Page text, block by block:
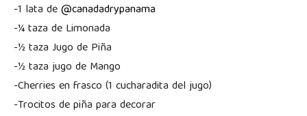
-1 lata de@canadadrypanama
-¼ taza de Limonada
-½ taza Jugo de Piña
-½ taza jugo de Mango
-Cherries en frasco (1 cucharadita del jugo)
-Trocitos de piña para decorar